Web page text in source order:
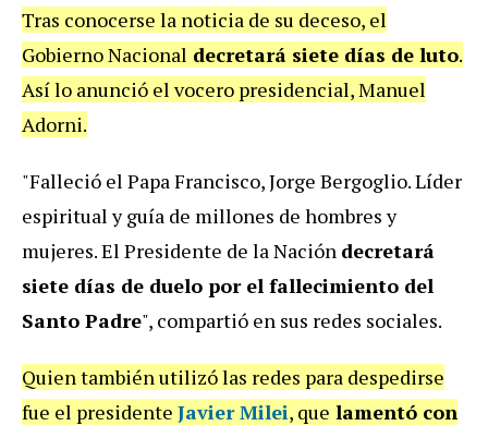
Tras conocerse la noticia de su deceso, el
Gobierno Nacional decretará siete días de luto.
Así lo anunció el vocero presidencial, Manuel
Adorni.
"Falleció el Papa Francisco, Jorge Bergoglio. Líder
espiritual y guía de millones de hombres y
mujeres. El Presidente de la Nación decretará
siete días de duelo por el fallecimiento del
Santo Padre", compartió en sus redes sociales.
Quien también utilizó las redes para despedirse
fue el presidente Javier Milei, que lamentó con